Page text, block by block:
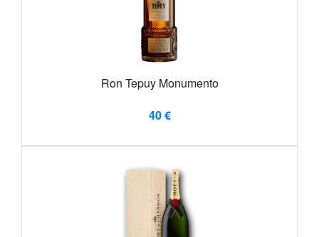
Ron Tepuy Monumento
40 €